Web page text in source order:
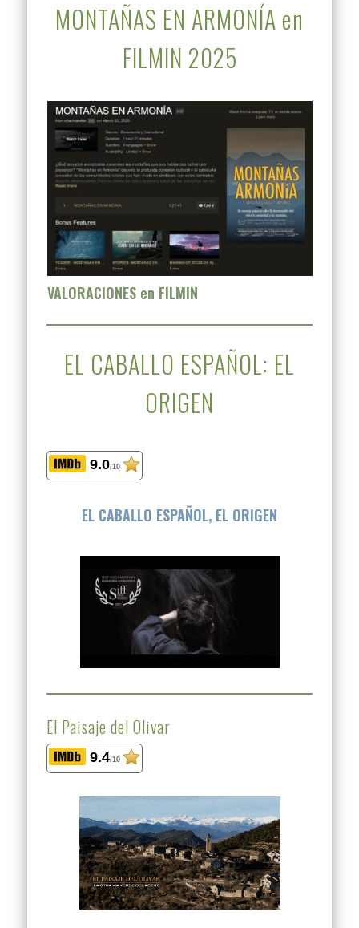
MONTAÑAS EN ARMONÍA en
FILMIN 2025
VALORACIONES en FILMIN
EL CABALLO ESPAÑOL: EL
ORIGEN
9.0/10
EL CABALLO ESPAÑOL, EL ORIGEN
El Paisaje del Olivar
9.4/10